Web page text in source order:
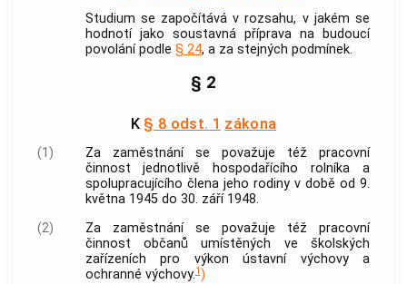
Studium se započítává v rozsahu, v jakém se
hodnotí jako soustavná příprava na budoucí
povolání podle § 24, a za stejných podmínek.
§ 2
K § 8 odst. 1 zákona
(1)
Za zaměstnání se považuje též pracovní
činnost jednotlivě hospodařícího rolníka a
spolupracujícího člena jeho rodiny v době od 9.
května 1945 do 30. září 1948.
(2)
Za zaměstnání se považuje též pracovní
činnost občanů umístěných ve školských
zařízeních pro výkon ústavní výchovy a
ochranné výchovy.1)